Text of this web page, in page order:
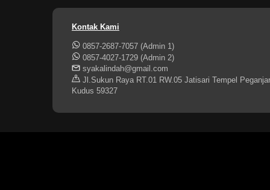
Kontak Kami
0857-2687-7057 (Admin 1)
0857-4027-1729 (Admin 2)
syakalindah@gmail.com
Jl.Sukun Raya RT.01 RW.05 Jatisari Tempel
Kudus 59327